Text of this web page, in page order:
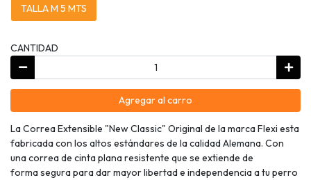
TALLA M 5 MTS
CANTIDAD
Agregar al carro
La Correa Extensible "New Classic" Original de la marca Flexi esta
fabricada con los altos estándares de la calidad Alemana. Con
una correa de cinta plana resistente que se extiende de
forma segura para dar mayor libertad e independencia a tu perro